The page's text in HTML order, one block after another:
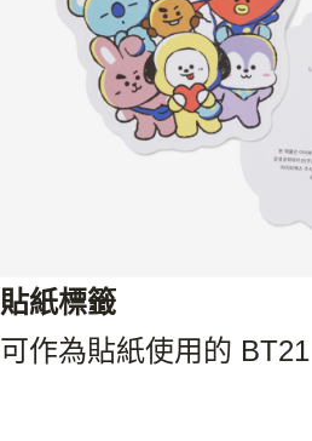
貼紙標籤
可作為貼紙使用的